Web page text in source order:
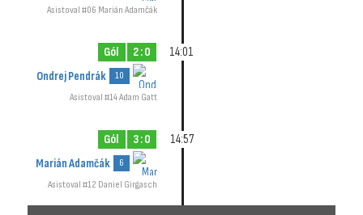
Asistoval #06 Marián Adamčák
14:01
Gól 2 : 0
10
Ondrej Pendrák
Asistoval #14 Adam Gatt
14:57
Gól 3 : 0
6
Marián Adamčák
Asistoval #12 Daniel Girgasch